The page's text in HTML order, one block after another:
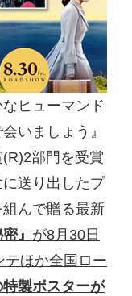
ヒューマンド
いましょう』
部門を受賞
送り出したプ
んで贈る最新
』 が8月30日
テほか全国ロー
製ポスターが